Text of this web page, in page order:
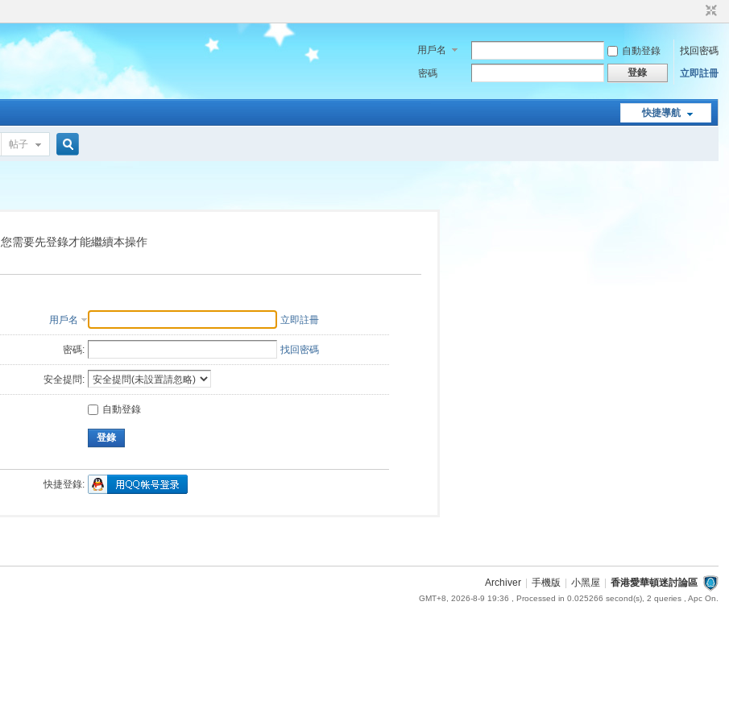
用戶名 自動登錄
找回密碼
密碼
登錄 立即註冊
快捷導航
帖子
索
您需要先登錄才能繼續本操作
用戶名 立即註冊
密碼: 找回密碼
安全提問:
自動登錄
登錄
快捷登錄:
Archiver 手機版 小黑屋 香港愛華頓迷討論區
GMT+8, 2026-8-9 19:36 , Processed in 0.025266 second(s), 2 queries , Apc On.